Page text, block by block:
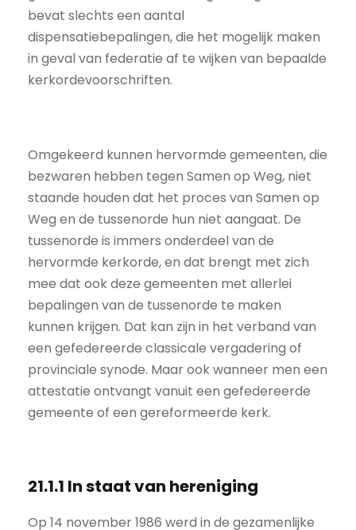
bevat slechts een aantal
dispensatiebepalingen, die het mogelijk maken
in geval van federatie af te wijken van bepaalde
kerkordevoorschriften.
Omgekeerd kunnen hervormde gemeenten, die
bezwaren hebben tegen Samen op Weg, niet
staande houden dat het proces van Samen op
Weg en de tussenorde hun niet aangaat. De
tussenorde is immers onderdeel van de
hervormde kerkorde, en dat brengt met zich
mee dat ook deze gemeenten met allerlei
bepalingen van de tussenorde te maken
kunnen krijgen. Dat kan zijn in het verband van
een gefedereerde classicale vergadering of
provinciale synode. Maar ook wanneer men een
attestatie ontvangt vanuit een gefedereerde
gemeente of een gereformeerde kerk.
21.1.1 In staat van hereniging
Op 14 november 1986 werd in de gezamenlijke